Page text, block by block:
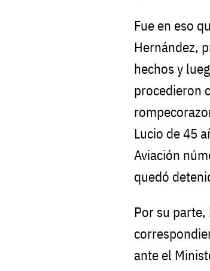
Fue en eso
Hernández,
hechos y
procedieron
Lucio de 45
Aviación
quedó
Por su parte,
ante el